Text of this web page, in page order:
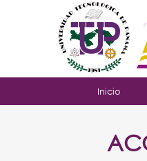
TropicalInicio